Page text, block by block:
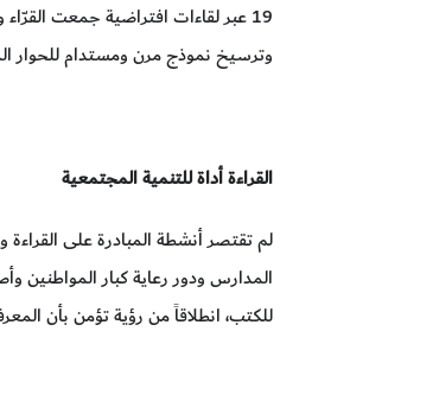
19 عبر لقاءات افتراضية جمعت
وترسيخ نموذج مرن ومستدام للحوار
القراءة أداة للتنمية المجتمعية
لم تقتصر أنشطة المبادرة على
المدارس ودور رعاية كبار المواطنين
للكتب، انطلاقاً من رؤية تؤمن بأن